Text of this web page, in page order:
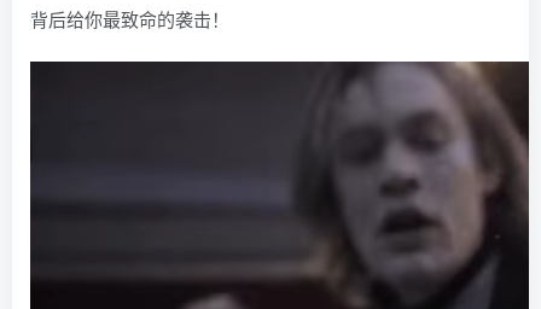
背后给你最致命的袭击！